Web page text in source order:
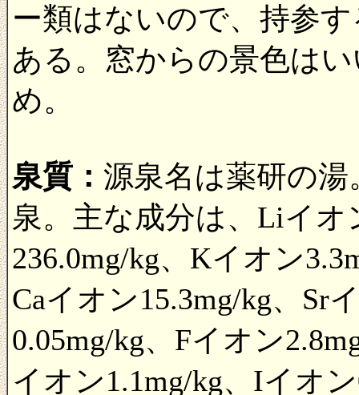
ー類はないので、持参
ある。窓からの景色は
め。
泉質： 源泉名は薬研の
泉。主な成分は、Liイオ
236.0mg/kg、Kイオン
Caイオン15.3mg/kg、Sr
0.05mg/kg、Fイオン
イオン1.1mg/kg、Iイオ